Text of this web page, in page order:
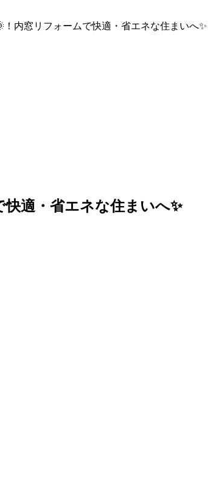
内窓リフォームで快適・省エネな住まいへ✨
適・省エネな住まいへ✨